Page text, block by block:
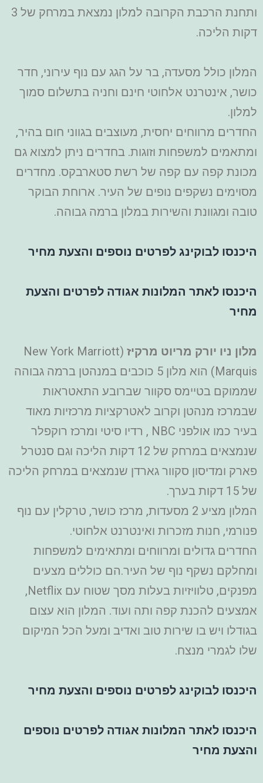
ותחנת הרכבת הקרובה למלון נמצאת במרחק של 3
דקות הליכה.
המלון כולל מסעדה, בר על הגג עם נוף עירוני, חדר
כושר, אינטרנט אלחוטי חינם וחניה בתשלום סמוך
למלון.
החדרים מרווחים יחסית, מעוצבים בגווני חום בהיר,
ומתאמים למשפחות וזוגות. בחדרים ניתן למצוא גם
מכונת קפה עם קפה של רשת סטארבקס. מחדרים
מסוימים נשקפים נופים של העיר. ארוחת הבוקר
טובה ומגוונת והשירות במלון ברמה גבוהה.
היכנסו לבוקינג לפרטים נוספים והצעת מחיר
היכנסו לאתר המלונות אגודה לפרטים והצעת
מחיר
מלון ניו יורק מריוט מרקיז (New York Marriott
Marquis) הוא מלון 5 כוכבים במנהטן ברמה גבוהה
שממוקם בטיימס סקוור שברובע התאטראות
שבמרכז מנהטן וקרוב לאטרקציות מרכזיות מאוד
בעיר כמו אולפני NBC , רדיו סיטי ומרכז רוקפלר
שנמצאים במרחק של 12 דקות הליכה וגם סנטרל
פארק ומדיסון סקוור גארדן שנמצאים במרחק הליכה
של 15 דקות בערך.
המלון מציע 2 מסעדות, מרכז כושר, טרקלין עם נוף
פנורמי, חנות מזכרות ואינטרנט אלחוטי.
החדרים גדולים ומרווחים ומתאימים למשפחות
ומחלקם נשקף נוף של העיר.הם כוללים מצעים
מפנקים, טלוויזיות בעלות מסך שטוח עם Netflix,
אמצעים להכנת קפה ותה ועוד. המלון הוא עצום
בגודלו ויש בו שירות טוב ואדיב ומעל הכל המיקום
שלו לגמרי מנצח.
היכנסו לבוקינג לפרטים נוספים והצעת מחיר
היכנסו לאתר המלונות אגודה לפרטים נוספים
והצעת מחיר